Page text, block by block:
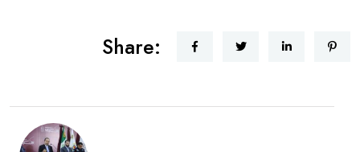
Share: